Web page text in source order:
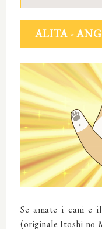
ALITA -
Se amate i cani e
(originale Itoshi no